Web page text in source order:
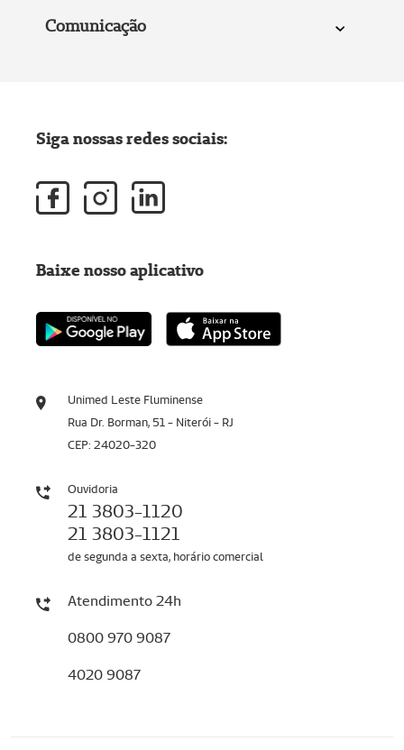
Comunicação
Unimed Leste Fluminense
Rua Dr. Borman, 51 - Niterói - RJ
CEP: 24020-320
Ouvidoria
21 3803-1120
21 3803-1121
de segunda a sexta, horário comercial
Atendimento 24h
0800 970 9087
4020 9087
Siga nossas redes sociais:
Baixe nosso aplicativo